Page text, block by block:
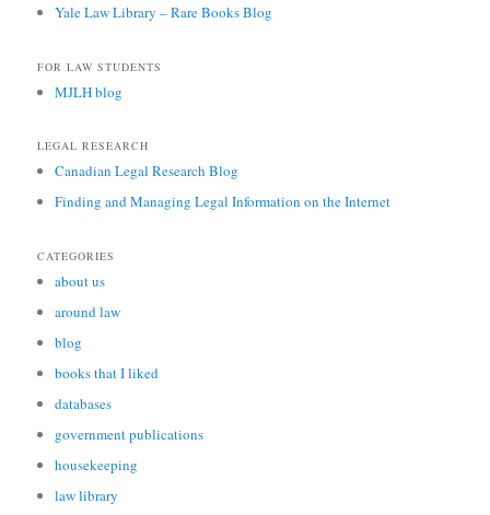
Yale Law Library – Rare Books Blog
FOR LAW STUDENTS
MJLH blog
LEGAL RESEARCH
Canadian Legal Research Blog
Finding and Managing Legal Information on the Internet
CATEGORIES
about us
around law
blog
books that I liked
databases
government publications
housekeeping
law library